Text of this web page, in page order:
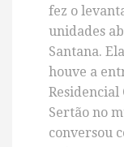
fez o
unidades
Santana.
houve a
Residencial
Sertão no
conversou